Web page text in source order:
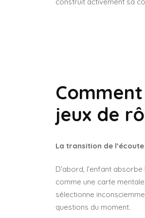
jeux de
La transition de
D’abord, l’enfant
comme une carte
sélectionne
questions du moment.